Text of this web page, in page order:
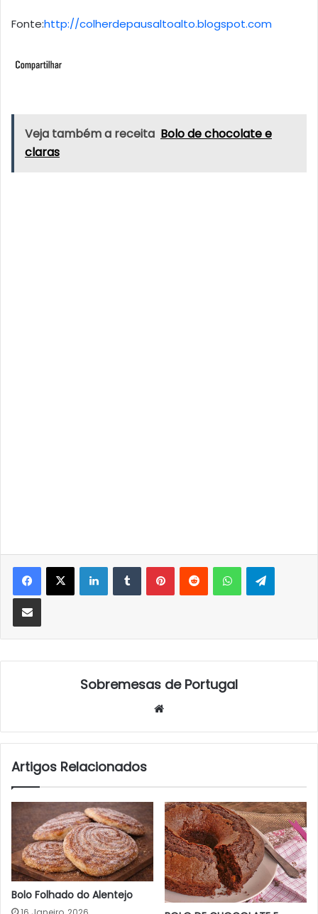
Fonte:http://colherdepausaltoalto.blogspot.com
Veja também a receita Bolo de chocolate e
claras
LinkedInTumblrPinterestReddit WhatsApp
Partilhar Via Email
Sobremesas de Portugal
Artigos Relacionados
Bolo Folhado do Alentejo